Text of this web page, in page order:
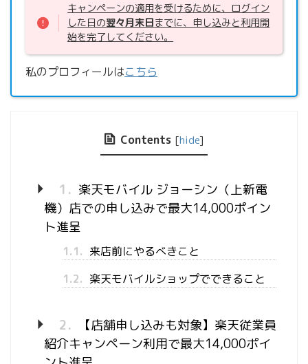
キャンペーンの適用を受けるために、ログイン
した日の翌々月末日までに、申し込みと利用開
始を完了してください。
私のプロフィールはこちら
Contents [hide]
1. 楽天モバイル ジョーシン（上新電
機）店での申し込みで最大14,000ポイン
ト進呈
1.1. 来店前にやるべきこと
1.2. 楽天モバイルショップでできること
2.
【店舗申し込みも対象】楽天従業員
紹介キャンペーン利用で最大14,000ポイ